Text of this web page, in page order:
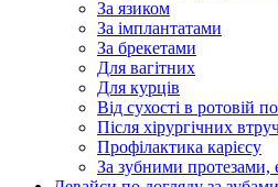
За язиком
За імплантатами
За брекетами
Для вагітних
Для курців
Від сухості в ротовій
Після хірургічних
Профілактика карієсу
За зубними протезами,